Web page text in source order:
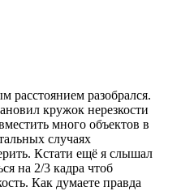
расстоянием разобрался.
кружок нерезкости
много объектов в
случаях
Кстати ещё я слышал
на 2/3 кадра чтоб
Как думаете правда